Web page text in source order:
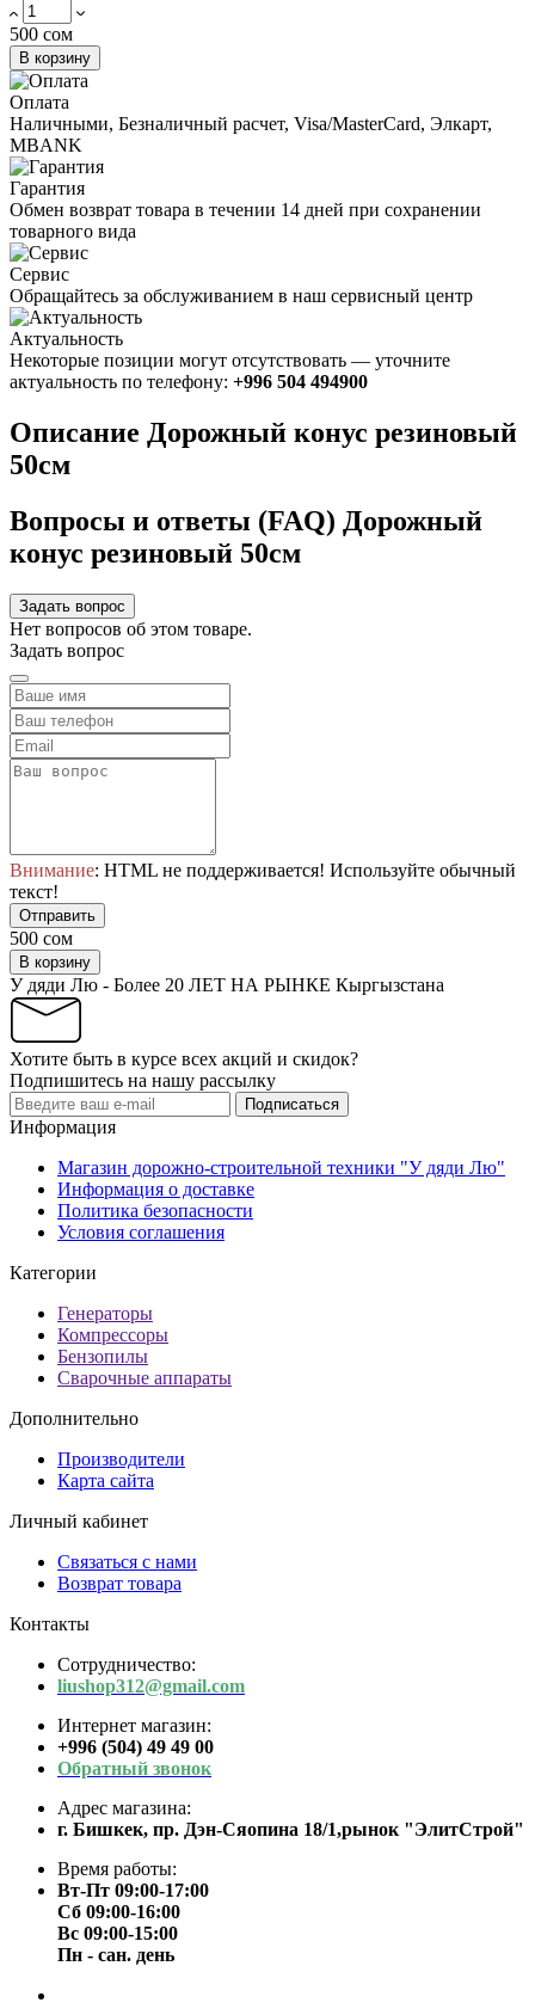
500 сом
В корзину
Оплата
Наличными, Безналичный расчет, Visa/MasterCard, Элкарт,
MBANK
Гарантия
Обмен возврат товара в течении 14 дней при сохранении
товарного вида
Сервис
Обращайтесь за обслуживанием в наш сервисный центр
Актуальность
Некоторые позиции могут отсутствовать — уточните
актуальность по телефону: +996 504 494900
Описание Дорожный конус резиновый
50см
Вопросы и ответы (FAQ) Дорожный
конус резиновый 50см
Задать вопрос
Нет вопросов об этом товаре.
Задать вопрос
Внимание: HTML не поддерживается! Используйте обычный
текст!
Отправить
500 сом
В корзину
У дяди Лю - Более 20 ЛЕТ НА РЫНКЕ Кыргызстана
Хотите быть в курсе всех акций и скидок?
Подпишитесь на нашу рассылку
Подписаться
Информация
Магазин дорожно-строительной техники "У дяди Лю"
Информация о доставке
Политика безопасности
Условия соглашения
Категории
Генераторы
Компрессоры
Бензопилы
Сварочные аппараты
Дополнительно
Производители
Карта сайта
Личный кабинет
Связаться с нами
Возврат товара
Контакты
Сотрудничество:
liushop312@gmail.com
Интернет магазин:
+996 (504) 49 49 00
Обратный звонок
Адрес магазина:
г. Бишкек, пр. Дэн-Сяопина 18/1,рынок "ЭлитСтрой"
Время работы:
Вт-Пт 09:00-17:00
Сб 09:00-16:00
Вс 09:00-15:00
Пн - сан. день